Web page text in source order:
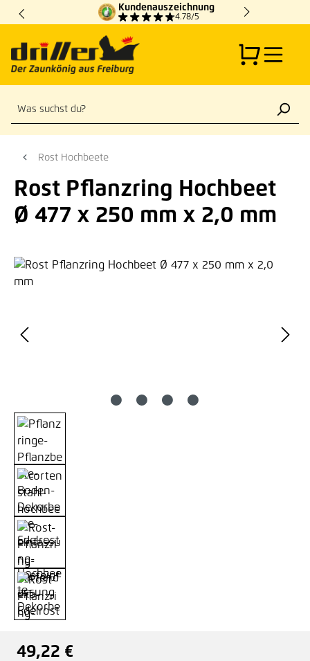
Zum Hauptinhalt springen
Kundenauszeichnung
4.78/5
Rost Hochbeete
Rost Pflanzring Hochbeet
Ø 477 x 250 mm x 2,0 mm
Bildergalerie überspringen
Regulärer Preis:
49,22 €